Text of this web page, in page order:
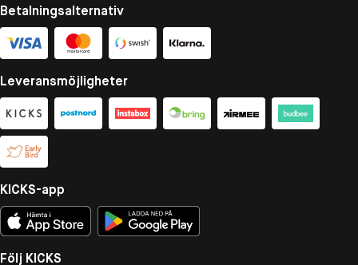
Betalningsalternativ
Leveransmöjligheter
KICKS-app
Följ KICKS